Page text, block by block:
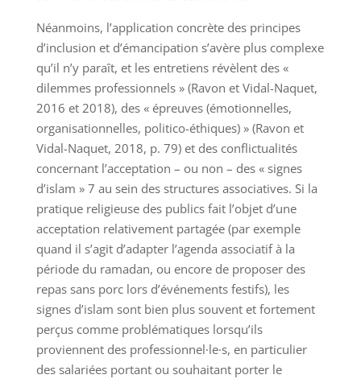
Néanmoins, l’application concrète des principes
d’inclusion et d’émancipation s’avère plus complexe
qu’il n’y paraît, et les entretiens révèlent des «
dilemmes professionnels » (Ravon et Vidal-Naquet,
2016 et 2018), des « épreuves (émotionnelles,
organisationnelles, politico-éthiques) » (Ravon et
Vidal-Naquet, 2018, p. 79) et des conflictualités
concernant l’acceptation – ou non – des « signes
d’islam » 7 au sein des structures associatives. Si la
pratique religieuse des publics fait l’objet d’une
acceptation relativement partagée (par exemple
quand il s’agit d’adapter l’agenda associatif à la
période du ramadan, ou encore de proposer des
repas sans porc lors d’événements festifs), les
signes d’islam sont bien plus souvent et fortement
perçus comme problématiques lorsqu’ils
proviennent des professionnel·le·s, en particulier
des salariées portant ou souhaitant porter le